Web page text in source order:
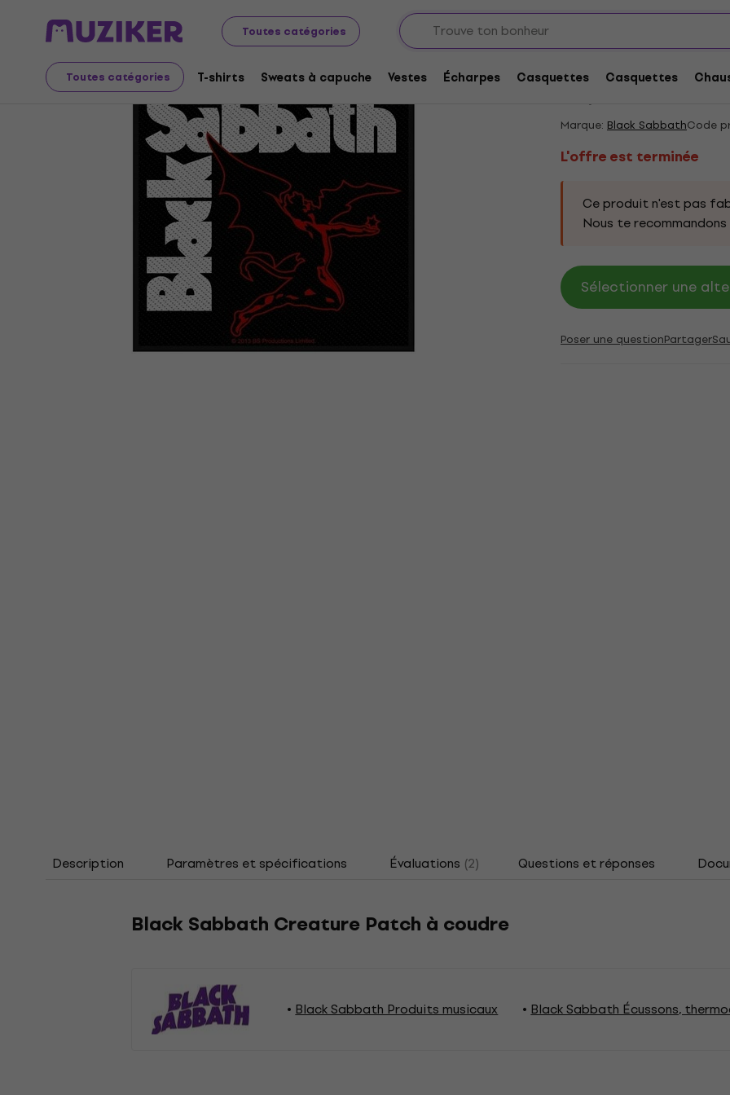
Toutes catégories
Toutes catégories T-shirts Sweats à capuche Vestes Écharpes Casquettes Casquettes
Merch Produits musicaux Écussons, thermocollants et badges
L'offre est terminée
L'offre est terminée
Black Sabbath
Marque: Black SabbathCode
L'offre est terminée
Ce produit n'est pas
Nous te
Sélectionner une
Poser une questionPartager
Description Paramètres et spécifications Évaluations (2) Questions et réponses
Black Sabbath Creature Patch à coudre
Black Sabbath Produits musicaux Black Sabbath Écussons,